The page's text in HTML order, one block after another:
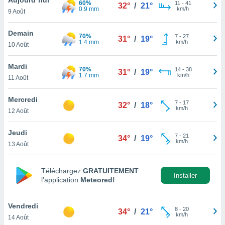
et
»,
au
vous
qu'ils
ou
le
ainsi
un
la
du
9 Août
60%
0.9 mm
32° / 21° 11 - 41
km/h
Demain
10 Août
70%
1.4 mm
31° / 19° 7- 27
km/h
Mardi
11 Août
70%
1.7 mm
31° / 19° 14- 38
km/h
Mercredi
12 Août
32° / 18° 7- 17
km/h
Jeudi
13 Août
34° / 19° 7- 21
km/h
Téléchargez GRATUITEMENT
l’application Meteored!
Installer
Vendredi
14 Août
34° / 21° 8- 20
km/h